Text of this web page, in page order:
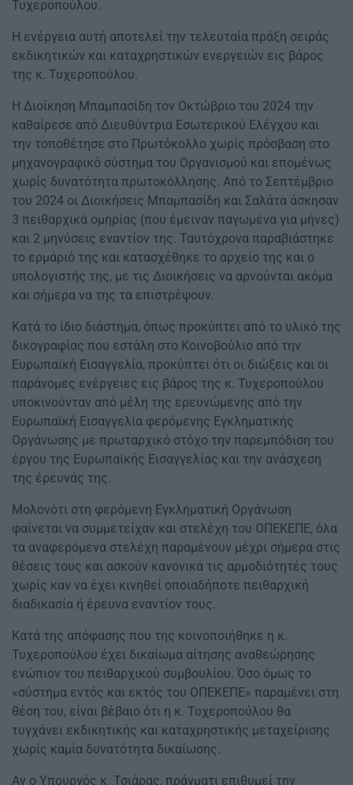
Τυχεροπούλου.
Η ενέργεια αυτή αποτελεί την τελευταία πράξη σειράς
εκδικητικών και καταχρηστικών ενεργειών εις βάρος
της κ. Τυχεροπούλου.
Η Διοίκηση Μπαμπασίδη τον Οκτώβριο του 2024 την
καθαίρεσε από Διευθύντρια Εσωτερικού Ελέγχου και
την τοποθέτησε στο Πρωτόκολλο χωρίς πρόσβαση στο
μηχανογραφικό σύστημα του Οργανισμού και επομένως
χωρίς δυνατότητα πρωτοκόλλησης. Από το Σεπτέμβριο
του 2024 οι Διοικήσεις Μπαμπασίδη και Σαλάτα άσκησαν
3 πειθαρχικά ομηρίας (που έμειναν παγωμένα για μήνες)
και 2 μηνύσεις εναντίον της. Ταυτόχρονα παραβιάστηκε
το ερμάριό της και κατασχέθηκε το αρχείο της και ο
υπολογιστής της, με τις Διοικήσεις να αρνούνται ακόμα
και σήμερα να της τα επιστρέψουν.
Κατά το ίδιο διάστημα, όπως προκύπτει από το υλικό της
δικογραφίας που εστάλη στο Κοινοβούλιο από την
Ευρωπαϊκή Εισαγγελία, προκύπτει ότι οι διώξεις και οι
παράνομες ενέργειες εις βάρος της κ. Τυχεροπούλου
υποκινούνταν από μέλη της ερευνώμενης από την
Ευρωπαϊκή Εισαγγελία φερόμενης Εγκληματικής
Οργάνωσης με πρωταρχικό στόχο την παρεμπόδιση του
έργου της Ευρωπαϊκής Εισαγγελίας και την ανάσχεση
της έρευνάς της.
Μολονότι στη φερόμενη Εγκληματική Οργάνωση
φαίνεται να συμμετείχαν και στελέχη του ΟΠΕΚΕΠΕ, όλα
τα αναφερόμενα στελέχη παραμένουν μέχρι σήμερα στις
θέσεις τους και ασκούν κανονικά τις αρμοδιότητές τους
χωρίς καν να έχει κινηθεί οποιαδήποτε πειθαρχική
διαδικασία ή έρευνα εναντίον τους.
Κατά της απόφασης που της κοινοποιήθηκε η κ.
Τυχεροπούλου έχει δικαίωμα αίτησης αναθεώρησης
ενώπιον του πειθαρχικού συμβουλίου. Όσο όμως το
«σύστημα εντός και εκτός του ΟΠΕΚΕΠΕ» παραμένει στη
θέση του, είναι βέβαιο ότι η κ. Τυχεροπούλου θα
τυγχάνει εκδικητικής και καταχρηστικής μεταχείρισης
χωρίς καμία δυνατότητα δικαίωσης.
Αν ο Υπουργός κ. Τσιάρας, πράγματι επιθυμεί την